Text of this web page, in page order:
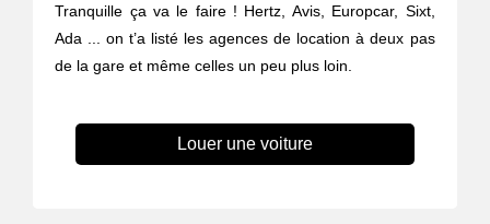
Tranquille ça va le faire ! Hertz, Avis, Europcar, Sixt,
Ada ... on t’a listé les agences de location à deux pas
de la gare et même celles un peu plus loin.
Louer une voiture